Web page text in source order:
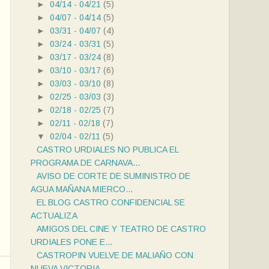
► 04/14 - 04/21 (5)
► 04/07 - 04/14 (5)
► 03/31 - 04/07 (4)
► 03/24 - 03/31 (5)
► 03/17 - 03/24 (8)
► 03/10 - 03/17 (6)
► 03/03 - 03/10 (8)
► 02/25 - 03/03 (3)
► 02/18 - 02/25 (7)
► 02/11 - 02/18 (7)
▼
02/04 - 02/11 (5)
CASTRO URDIALES NO PUBLICA EL
PROGRAMA DE CARNAVA...
AVISO DE CORTE DE SUMINISTRO DE
AGUA MAÑANA MIERCO...
EL BLOG CASTRO CONFIDENCIAL SE
ACTUALIZA
AMIGOS DEL CINE Y TEATRO DE CASTRO
URDIALES PONE E...
CASTROPIN VUELVE DE MALIAÑO CON